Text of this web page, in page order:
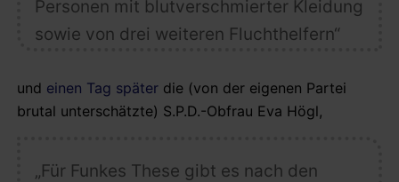
Personen mit blutverschmierter Kleidung
sowie von drei weiteren Fluchthelfern“
und einen Tag später die (von der eigenen Partei
brutal unterschätzte) S.P.D.-Obfrau Eva Högl,
„Für Funkes These gibt es nach den